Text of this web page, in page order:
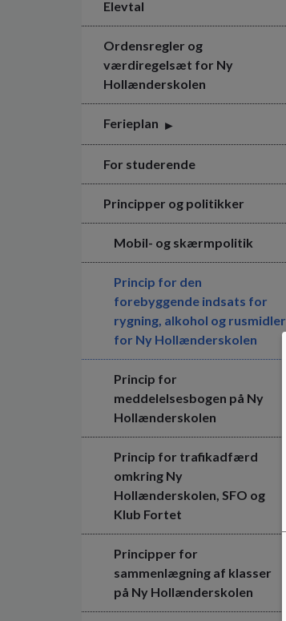
Elevtal
Ordensregler og
værdiregelsæt for Ny
Hollænderskolen
Ferieplan
For studerende
Principper og politikker
Mobil- og skærmpolitik
Princip for den
forebyggende indsats for
rygning, alkohol og rusmidler
for Ny Hollænderskolen
Princip for
meddelelsesbogen på Ny
Hollænderskolen
Princip for trafikadfærd
omkring Ny
Hollænderskolen, SFO og
Klub Fortet
Principper for
sammenlægning af klasser
på Ny Hollænderskolen